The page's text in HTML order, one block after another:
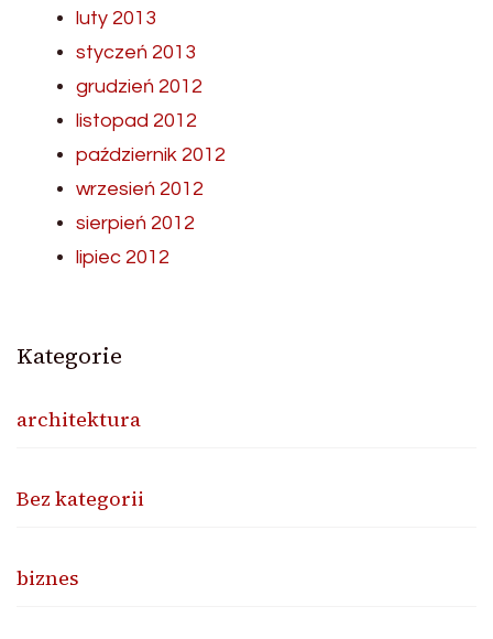
luty 2013
styczeń 2013
grudzień 2012
listopad 2012
październik 2012
wrzesień 2012
sierpień 2012
lipiec 2012
Kategorie
architektura
Bez kategorii
biznes